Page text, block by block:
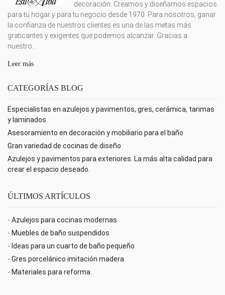
decoración. Creamos y diseñamos espacios
para tu hogar y para tu negocio desde 1970. Para nosotros, ganar
la confianza de nuestros clientes es una de las metas más
graticantes y exigentes que podemos alcanzar. Gracias a
nuestro...
Leer más
CATEGORÍAS BLOG
Especialistas en azulejos y pavimentos, gres, cerámica, tarimas
y laminados
Asesoramiento en decoración y mobiliario para el baño
Gran variedad de cocinas de diseño
Azulejos y pavimentos para exteriores. La más alta calidad para
crear el espacio deseado.
ÚLTIMOS ARTÍCULOS
- Azulejos para cocinas modernas
- Muebles de baño suspendidos
- Ideas para un cuarto de baño pequeño
- Gres porcelánico imitación madera
- Materiales para reforma.